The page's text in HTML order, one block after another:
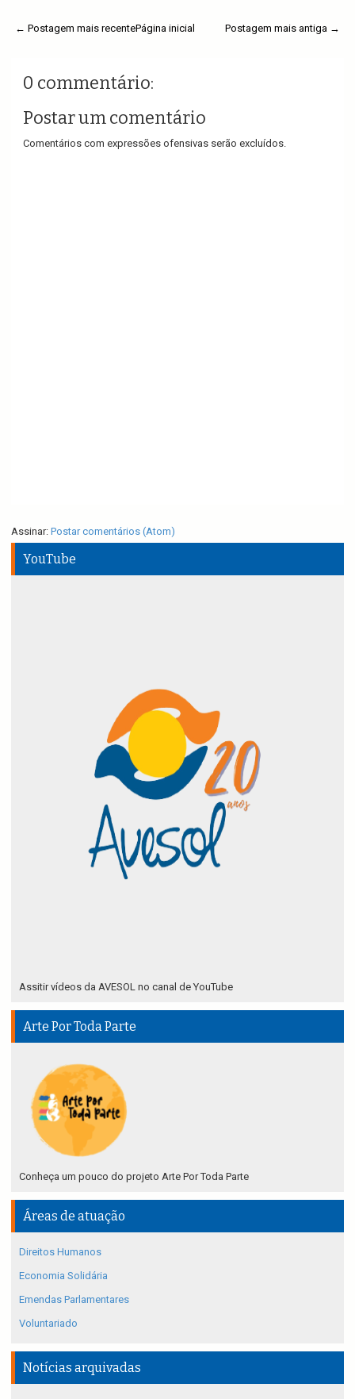
← Postagem mais recente Postagem mais antiga →
Página inicial
0 commentário:
Postar um comentário
Comentários com expressões ofensivas serão excluídos.
Assinar: Postar comentários (Atom)
YouTube
Assitir vídeos da AVESOL no canal de YouTube
Arte Por Toda Parte
Conheça um pouco do projeto Arte Por Toda Parte
Áreas de atuação
Direitos Humanos
Economia Solidária
Emendas Parlamentares
Voluntariado
Notícias arquivadas